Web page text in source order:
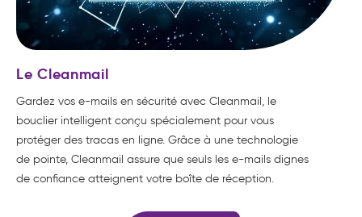
Le Cleanmail
Gardez vos e-mails en sécurité avec Cleanmail, le
bouclier intelligent conçu spécialement pour vous
protéger des tracas en ligne. Grâce à une technologie
de pointe, Cleanmail assure que seuls les e-mails dignes
de confiance atteignent votre boîte de réception.